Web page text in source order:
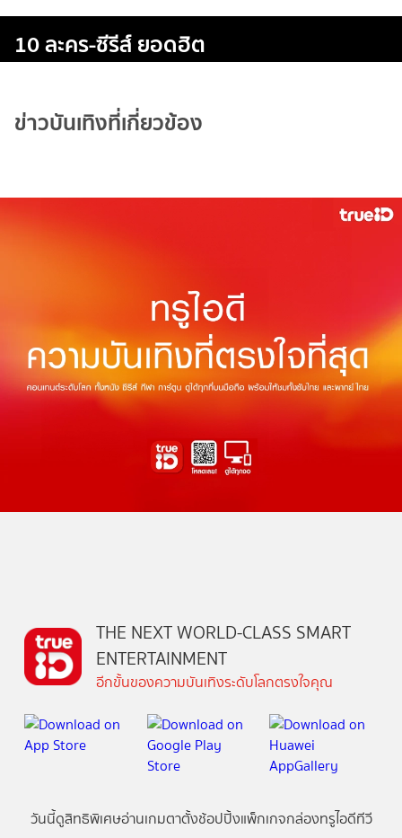
10 ละคร-ซีรีส์ ยอดฮิต
ข่าวบันเทิงที่เกี่ยวข้อง
THE NEXT WORLD-CLASS SMART
ENTERTAINMENT
อีกขั้นของความบันเทิงระดับโลกตรงใจคุณ
วันนี้ดูสิทธิพิเศษอ่านเกมตาตั้งช้อปปิ้งแพ็กเกจกล่องทรูไอดีทีวี